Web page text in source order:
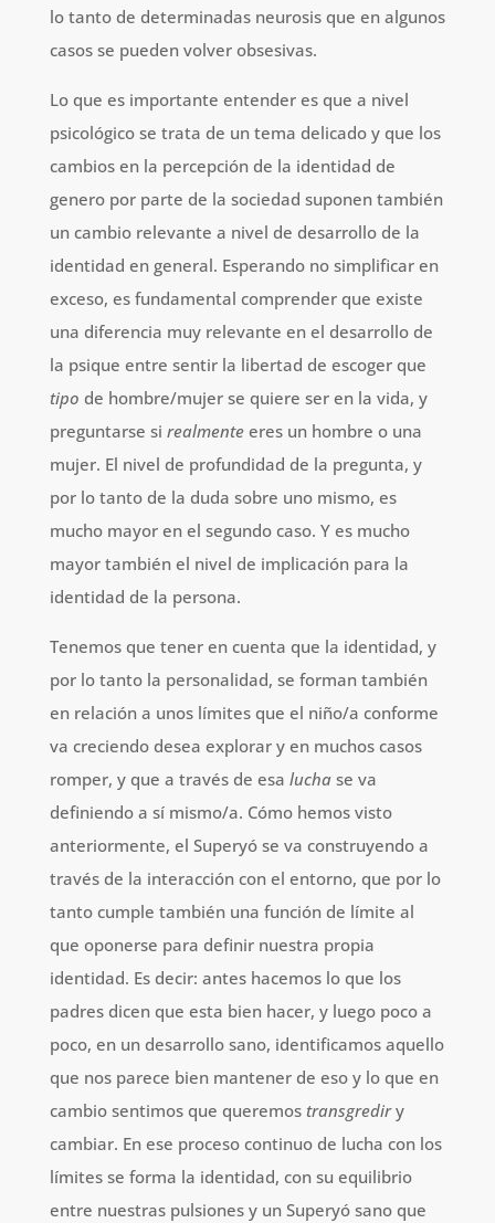
lo tanto de determinadas neurosis que en algunos
casos se pueden volver obsesivas.
Lo que es importante entender es que a nivel
psicológico se trata de un tema delicado y que los
cambios en la percepción de la identidad de
genero por parte de la sociedad suponen también
un cambio relevante a nivel de desarrollo de la
identidad en general. Esperando no simplificar en
exceso, es fundamental comprender que existe
una diferencia muy relevante en el desarrollo de
la psique entre sentir la libertad de escoger que
tipo de hombre/mujer se quiere ser en la vida, y
preguntarse si realmenteeres un hombre o una
mujer. El nivel de profundidad de la pregunta, y
por lo tanto de la duda sobre uno mismo, es
mucho mayor en el segundo caso. Y es mucho
mayor también el nivel de implicación para la
identidad de la persona.
Tenemos que tener en cuenta que la identidad, y
por lo tanto la personalidad, se forman también
en relación a unos límites que el niño/a conforme
va creciendo desea explorar y en muchos casos
romper, y que a través de esa luchase va
definiendo a sí mismo/a. Cómo hemos visto
anteriormente, el Superyó se va construyendo a
través de la interacción con el entorno, que por lo
tanto cumple también una función de límite al
que oponerse para definir nuestra propia
identidad. Es decir: antes hacemos lo que los
padres dicen que esta bien hacer, y luego poco a
poco, en un desarrollo sano, identificamos aquello
que nos parece bien mantener de eso y lo que en
cambio sentimos que queremos transgrediry
cambiar. En ese proceso continuo de lucha con los
límites se forma la identidad, con su equilibrio
entre nuestras pulsiones y un Superyó sano que